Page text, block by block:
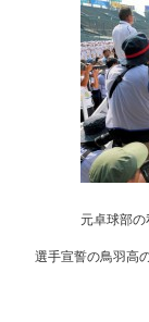
元卓球部
選手宣誓の鳥羽高